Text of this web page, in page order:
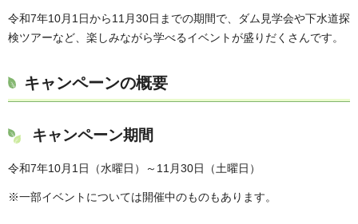
令和7年10月1日から11月30日までの期間で、ダム見学会や下水道探
検ツアーなど、楽しみながら学べるイベントが盛りだくさんです。
キャンペーンの概要
キャンペーン期間
令和7年10月1日（水曜日）～11月30日（土曜日）
※一部イベントについては開催中のものもあります。